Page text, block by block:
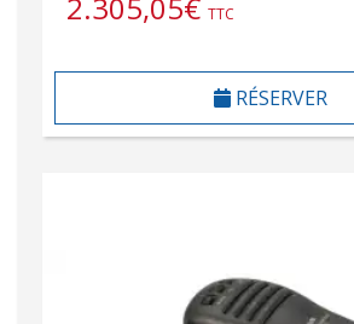
2.305,05€ TTC
RÉSERVER